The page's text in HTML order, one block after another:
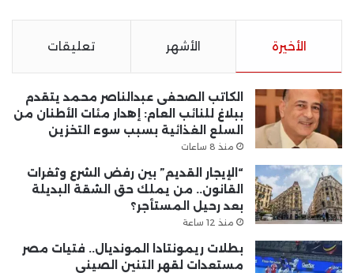
الأخيرة الأشهر تعليقات
الكاتب الصحفى عبدالناصر محمد يتقدم
ببلاغ للنائب العام: إهدار مئات الأطنان من
السلع الغذائية بسبب سوء التخزين
منذ 8 ساعات
“الإيجار القديم” بين رفض الشرع وثغرات
القانون.. من يملك حق الشقة البديلة
بعد رحيل المستأجر؟
منذ 12 ساعة
بطلات ريمونتادا المونديال.. فتيات مصر
مستعدات لقهر التنين الصيني